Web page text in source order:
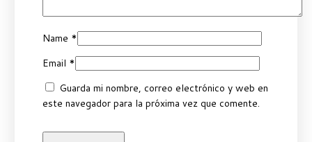
Name *
Email *
Guarda mi nombre, correo electrónico y web en
este navegador para la próxima vez que comente.